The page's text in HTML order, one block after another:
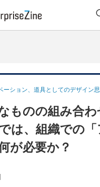
ーション、道具としてのデザイン
ものの組み合
は、組織での
が必要か？